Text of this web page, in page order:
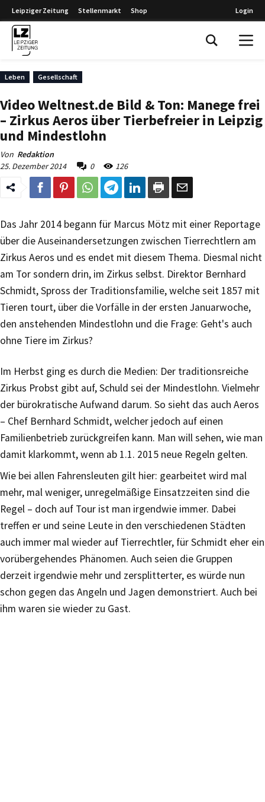
Leipziger Zeitung Stellenmarkt Shop Login
Leben Gesellschaft
Video Weltnest.de Bild & Ton: Manege frei
– Zirkus Aeros über Tierbefreier in Leipzig
und Mindestlohn
Von Redaktion
25. Dezember 2014
0 126
Das Jahr 2014 begann für Marcus Mötz mit einer Reportage
über die Auseinandersetzungen zwischen Tierrechtlern am
Zirkus Aeros und es endet mit diesem Thema. Diesmal nicht
am Tor sondern drin, im Zirkus selbst. Direktor Bernhard
Schmidt, Spross der Traditionsfamilie, welche seit 1857 mit
Tieren tourt, über die Vorfälle in der ersten Januarwoche,
den anstehenden Mindestlohn und die Frage: Geht's auch
ohne Tiere im Zirkus?
Im Herbst ging es durch die Medien: Der traditionsreiche
Zirkus Probst gibt auf, Schuld sei der Mindestlohn. Vielmehr
der bürokratische Aufwand darum. So sieht das auch Aeros
– Chef Bernhard Schmidt, welcher jedoch auf einen
Familienbetrieb zurückgreifen kann. Man will sehen, wie man
damit klarkommt, wenn ab 1.1. 2015 neue Regeln gelten.
Wie bei allen Fahrensleuten gilt hier: gearbeitet wird mal
mehr, mal weniger, unregelmäßige Einsatzzeiten sind die
Regel – doch auf Tour ist man irgendwie immer. Dabei
treffen er und seine Leute in den verschiedenen Städten
auch immer mal wieder auf Tierrechtler, für Schmidt eher ein
vorübergehendes Phänomen. Auch seien die Gruppen
derzeit irgendwie mehr und zersplitterter, es würde nun
schon gegen das Angeln und Jagen demonstriert. Auch bei
ihm waren sie wieder zu Gast.